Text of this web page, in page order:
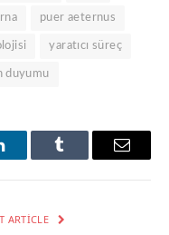
puer aeternus
yaratıcı süreç
duyumu
Tumblr Email
ARTICLE